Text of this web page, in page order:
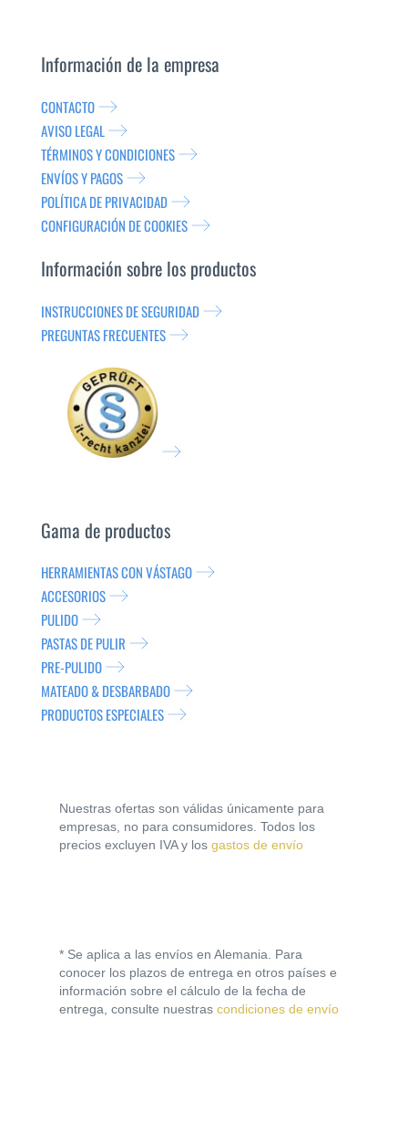
Información de la empresa
CONTACTO
AVISO LEGAL
TÉRMINOS Y CONDICIONES
ENVÍOS Y PAGOS
POLÍTICA DE PRIVACIDAD
CONFIGURACIÓN DE COOKIES
Información sobre los productos
INSTRUCCIONES DE SEGURIDAD
PREGUNTAS FRECUENTES
Gama de productos
HERRAMIENTAS CON VÁSTAGO
ACCESORIOS
PULIDO
PASTAS DE PULIR
PRE-PULIDO
MATEADO & DESBARBADO
PRODUCTOS ESPECIALES
Nuestras ofertas son válidas únicamente para
empresas, no para consumidores. Todos los
precios excluyen IVA y los gastos de envío
* Se aplica a las envíos en Alemania. Para
conocer los plazos de entrega en otros países e
información sobre el cálculo de la fecha de
entrega, consulte nuestras condiciones de envío